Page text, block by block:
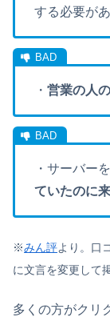
する必要が
・ 営業の人
・サーバー
ていたのに
※みん評より。口
に文言を変更して
多くの方がクリ